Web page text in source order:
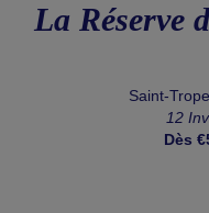
La Réserve
Saint-
12
Dès